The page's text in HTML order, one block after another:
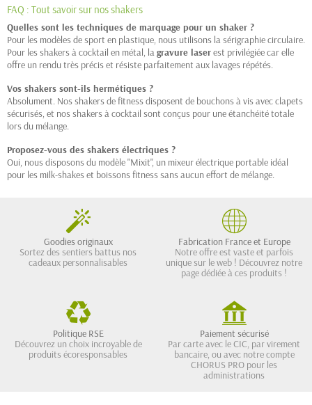
FAQ : Tout savoir sur nos shakers
Quelles sont les techniques de marquage pour un shaker ?
Pour les modèles de sport en plastique, nous utilisons la sérigraphie circulaire.
Pour les shakers à cocktail en métal, lagravure laserest privilégiée car elle
offre un rendu très précis et résiste parfaitement aux lavages répétés.
Vos shakers sont-ils hermétiques ?
Absolument. Nos shakers de fitness disposent de bouchons à vis avec clapets
sécurisés, et nos shakers à cocktail sont conçus pour une étanchéité totale
lors du mélange.
Proposez-vous des shakers électriques ?
Oui, nous disposons du modèle "Mixit", un mixeur électrique portable idéal
pour les milk-shakes et boissons fitness sans aucun effort de mélange.
Goodies originaux
Sortez des sentiers battus nos
cadeaux personnalisables
Fabrication France et Europe
Notre offre est vaste et parfois
unique sur le web ! Découvrez notre
page dédiée à ces produits !
Politique RSE
Découvrez un choix incroyable de
produits écoresponsables
Paiement sécurisé
Par carte avec le CIC, par virement
bancaire, ou avec notre compte
CHORUS PRO pour les
administrations